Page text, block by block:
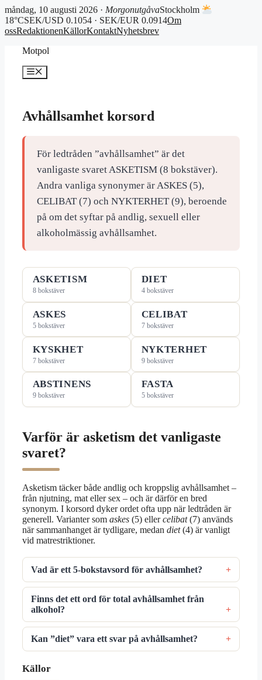
måndag, 10 augusti 2026 · MorgonutgåvaStockholm
18°CSEK/USD 0.1054 · SEK/EUR 0.0914Om
ossRedaktionenKällorKontaktNyhetsbrev
Motpol
Meny
Avhållsamhet korsord
För ledtråden ”avhållsamhet” är det
vanligaste svaret ASKETISM (8 bokstäver).
Andra vanliga synonymer är ASKES (5),
CELIBAT (7) och NYKTERHET (9), beroende
på om det syftar på andlig, sexuell eller
alkoholmässig avhållsamhet.
ASKETISM
8 bokstäver
DIET
4 bokstäver
ASKES
5 bokstäver
CELIBAT
7 bokstäver
KYSKHET
7 bokstäver
NYKTERHET
9 bokstäver
ABSTINENS
9 bokstäver
FASTA
5 bokstäver
Varför är asketism det vanligaste
svaret?
Asketism täcker både andlig och kroppslig avhållsamhet –
från njutning, mat eller sex – och är därför en bred
synonym. I korsord dyker ordet ofta upp när ledtråden är
generell. Varianter som askes (5) ellercelibat(7) används
när sammanhanget är tydligare, medan diet(4) är vanligt
vid matrestriktioner.
Vad är ett 5-bokstavsord för avhållsamhet?
Finns det ett ord för total avhållsamhet från
alkohol?
Kan ”diet” vara ett svar på avhållsamhet?
Källor